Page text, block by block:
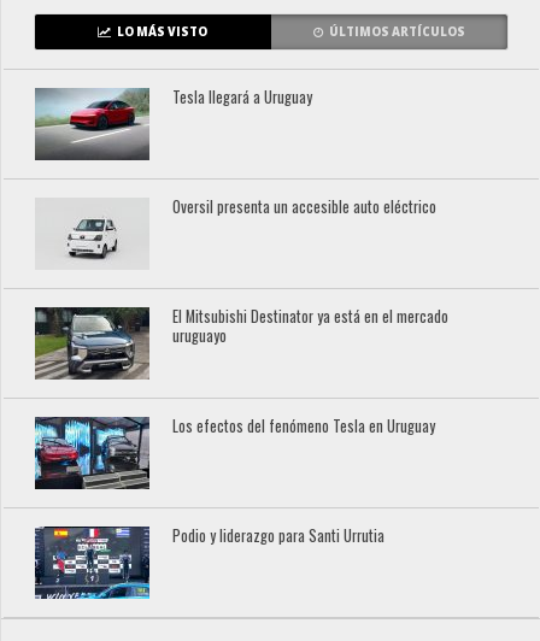
LO MÁS VISTO ÚLTIMOS ARTÍCULOS
Tesla llegará a Uruguay
Oversil presenta un accesible auto eléctrico
El Mitsubishi Destinator ya está en el mercado
uruguayo
Los efectos del fenómeno Tesla en Uruguay
Podio y liderazgo para Santi Urrutia